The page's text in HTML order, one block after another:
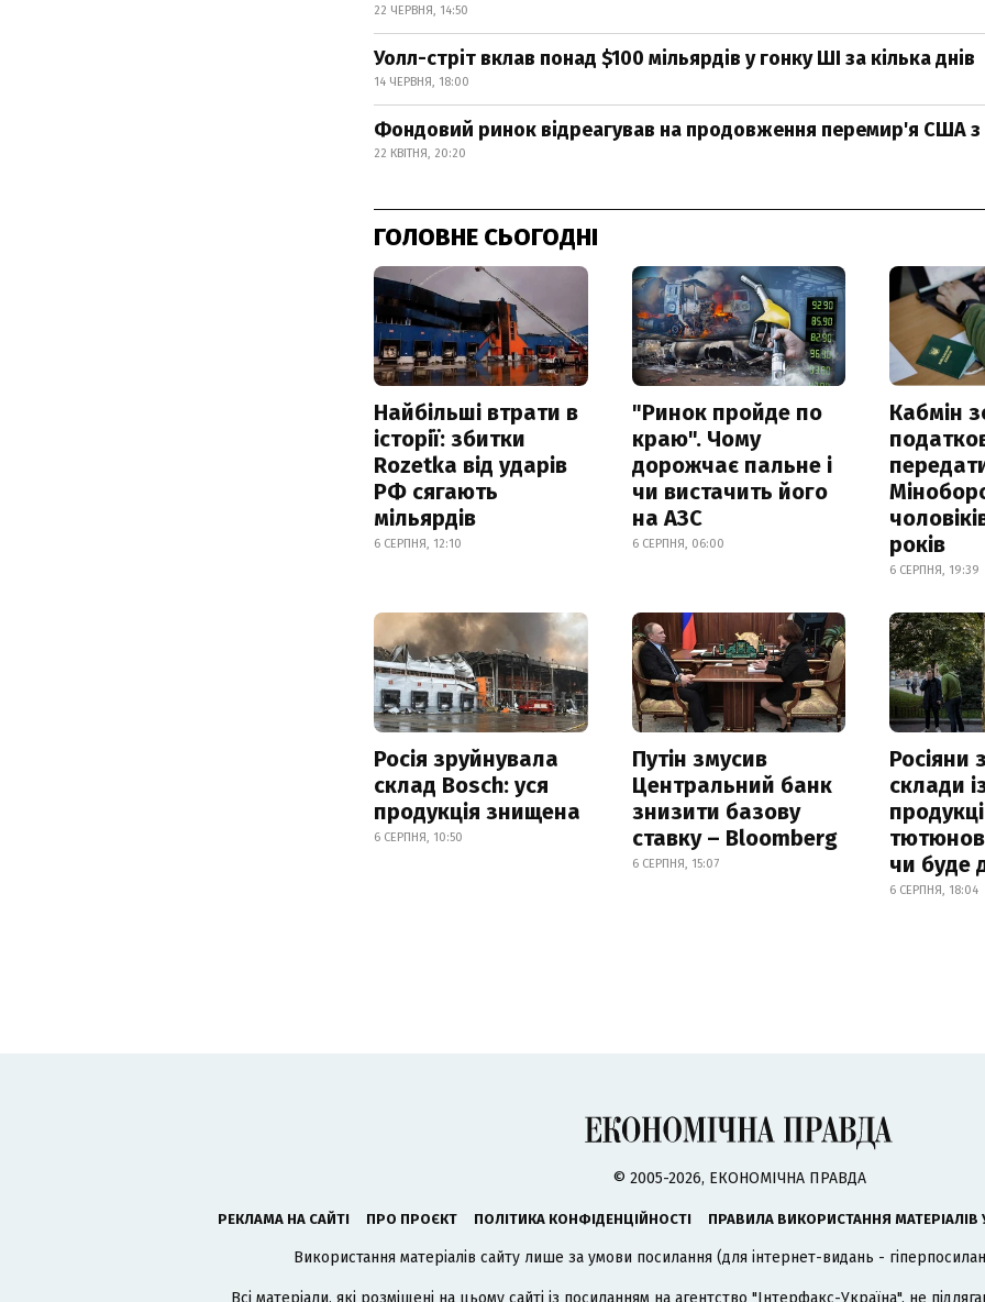
22 ЧЕРВНЯ, 14:50
Уолл-стріт вклав понад $100 мільярдів у гонку ШІ за кілька днів
14 ЧЕРВНЯ, 18:00
Фондовий ринок відреагував на продовження перемир'я США з
22 КВІТНЯ, 20:20
ГОЛОВНЕ СЬОГОДНІ
Найбільші втрати в
історії: збитки
Rozetka від ударів
РФ сягають
мільярдів
6 СЕРПНЯ, 12:10
"Ринок пройде по
краю". Чому
дорожчає пальне і
чи вистачить його
на АЗС
6 СЕРПНЯ, 06:00
Кабмін
років
6 СЕРПНЯ, 19:39
Росія зруйнувала
склад Bosch: уся
продукція знищена
6 СЕРПНЯ, 10:50
Путін змусив
Центральний банк
знизити базову
ставку – Bloomberg
6 СЕРПНЯ, 15:07
Росіяни
склади
чи буде
6 СЕРПНЯ, 18:04
© 2005-2026, ЕКОНОМІЧНА ПРАВДА
РЕКЛАМА НА САЙТІ ПРО ПРОЄКТ ПОЛІТИКА КОНФІДЕНЦІЙНОСТІ ПРАВИЛА ВИКОРИСТАННЯ МАТЕРІАЛІВ
Використання матеріалів сайту лише за умови посилання (для інтернет-видань -
Всі матеріали, які розміщені на цьому сайті із посиланням на агентство "Інтерфакс-Україна", не